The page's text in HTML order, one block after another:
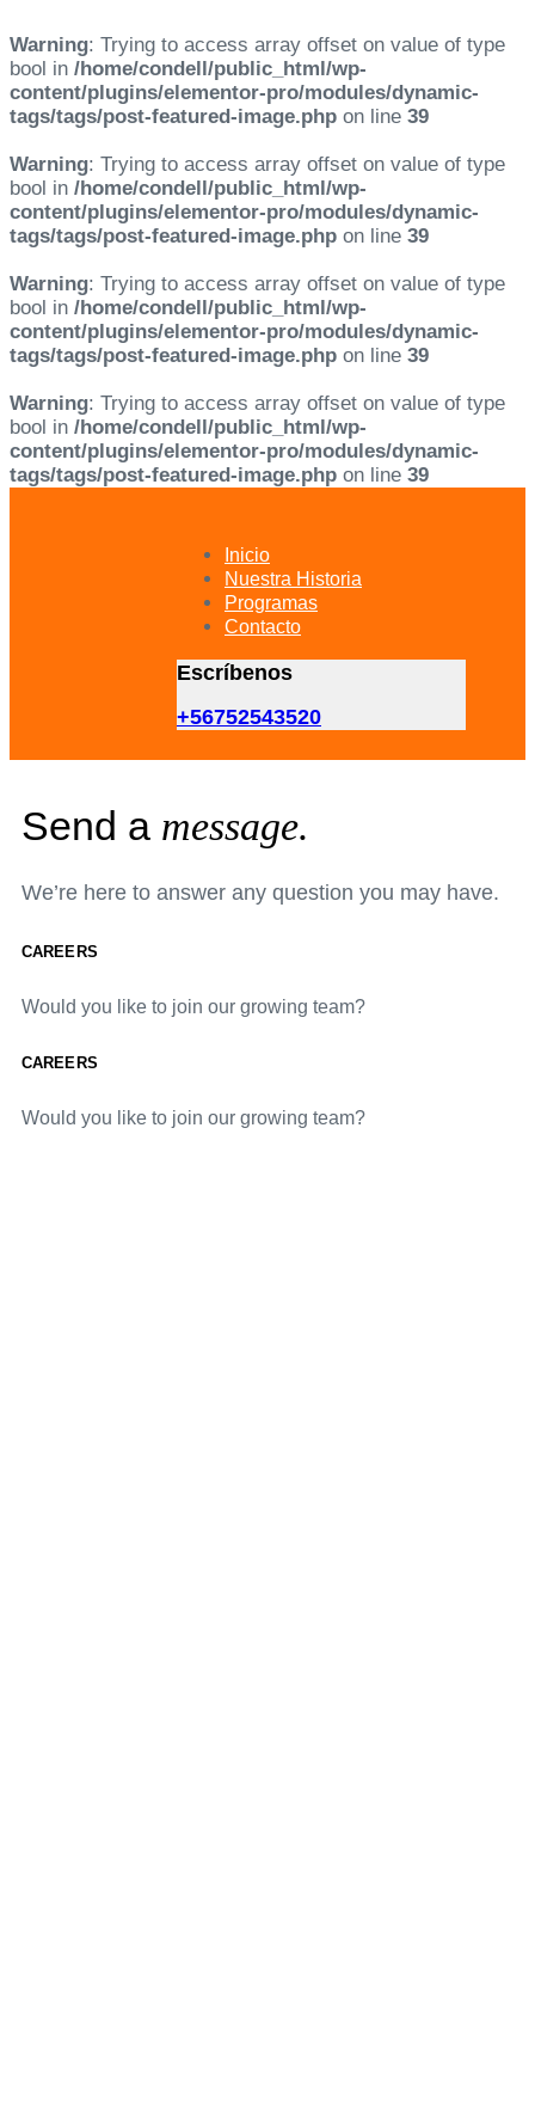
Warning: Trying to access array offset on value of type
bool in /home/condell/public_html/wp-
content/plugins/elementor-pro/modules/dynamic-
tags/tags/post-featured-image.php on line 39
Warning: Trying to access array offset on value of type
bool in /home/condell/public_html/wp-
content/plugins/elementor-pro/modules/dynamic-
tags/tags/post-featured-image.php on line 39
Warning: Trying to access array offset on value of type
bool in /home/condell/public_html/wp-
content/plugins/elementor-pro/modules/dynamic-
tags/tags/post-featured-image.php on line 39
Warning: Trying to access array offset on value of type
bool in /home/condell/public_html/wp-
content/plugins/elementor-pro/modules/dynamic-
tags/tags/post-featured-image.php on line 39
Inicio
Nuestra Historia
Programas
Contacto
Escríbenos
+56752543520
Send a message.
We’re here to answer any question you may have.
CAREERS
Would you like to join our growing team?
CAREERS
Would you like to join our growing team?